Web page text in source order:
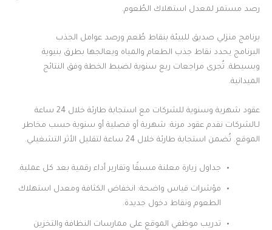
رصد مستمر لمعدل استهلاك الطُعوم.
برنامج منزلي صديق للبيئة بنقاط طُعم ورصد عوامل الجذب
البرنامج يحدد نقاط جذب الطعام والمياه ويعالجها بطرق بنيوية
وبسيطة. تُجرى مراجعات ربع سنوية لضبط الخطة وفق النتائج
الميدانية.
عقود شهرية وسنوية للشركات مع استجابة طارئة خلال 24 ساعة
لـالشركات نقدم عقود مرنة: شهرية أو فصلية أو سنوية حسب مخاطر
الموقع. تُضمن استجابة طارئة خلال 24 ساعة لتقليل الأثر التشغيلي.
جداول زيارة معلنة مسبقًا وتقارير أداء رقمية بعد كل عملية.
مؤشرات قياس واضحة: انخفاض الكثافة ومعدل استهلاك
الطعوم ونقاط دخول جديدة.
تدريب موظفي الموقع على ممارسات النظافة والتخزين